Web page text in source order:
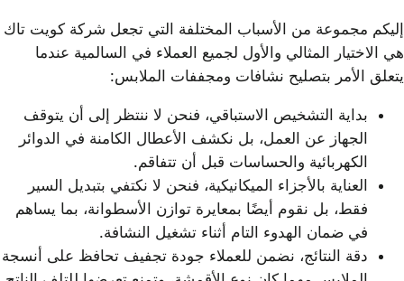
إليكم مجموعة من الأسباب المختلفة التي تجعل شركة كويت تاك
هي الاختيار المثالي والأول لجميع العملاء في السالمية عندما
يتعلق الأمر بتصليح نشافات ومجففات الملابس:
بداية التشخيص الاستباقي، فنحن لا ننتظر إلى أن يتوقف
الجهاز عن العمل، بل نكشف الأعطال الكامنة في الدوائر
الكهربائية والحساسات قبل أن تتفاقم.
العناية بالأجزاء الميكانيكية، فنحن لا نكتفي بتبديل السير
فقط، بل نقوم أيضًا بمعايرة توازن الأسطوانة، بما يساهم
في ضمان الهدوء التام أثناء تشغيل النشافة.
دقة النتائج، نضمن للعملاء جودة تجفيف تحافظ على أنسجة